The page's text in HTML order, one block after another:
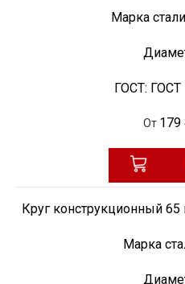
Марка
ГОСТ: ГОСТ
От 179
Круг конструкционный
Марка